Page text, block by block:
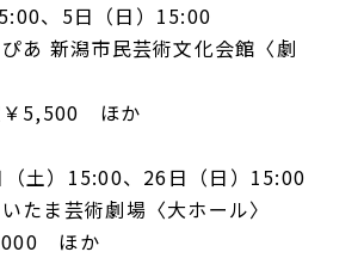
、5日（日）15:00
あ 新潟市民芸術文化会館〈劇
￥5,500 ほか
土）15:00、26日（日）15:00
たま芸術劇場〈大ホール〉
ほか